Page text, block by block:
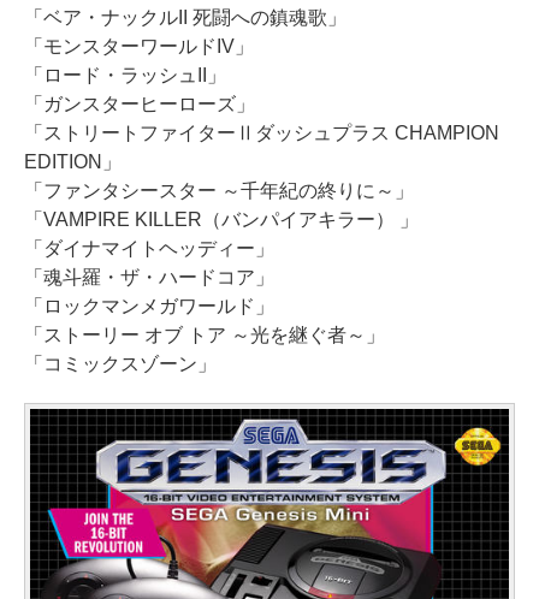
「ベア・ナックルII 死闘への鎮魂歌」
「モンスターワールドIV」
「ロード・ラッシュII」
「ガンスターヒーローズ」
「ストリートファイターⅡダッシュプラス CHAMPION
EDITION」
「ファンタシースター ～千年紀の終りに～」
「VAMPIRE KILLER（バンパイアキラー） 」
「ダイナマイトヘッディー」
「魂斗羅・ザ・ハードコア」
「ロックマンメガワールド」
「ストーリー オブ トア ～光を継ぐ者～」
「コミックスゾーン」